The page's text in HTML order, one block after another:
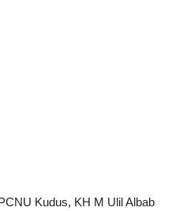
Kudus, KH M Ulil Albab